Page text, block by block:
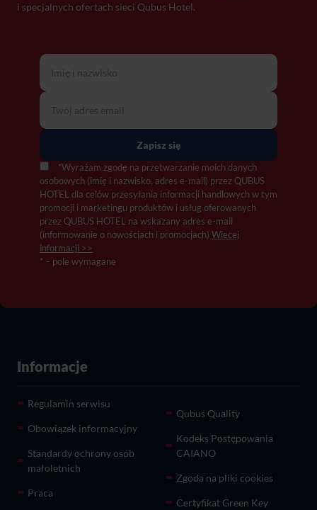
i specjalnych ofertach sieci Qubus Hotel.
*Wyrażam zgodę na przetwarzanie moich danych
osobowych (imię i nazwisko, adres e-mail) przez QUBUS
HOTEL dla celów przesyłania informacji handlowych w tym
promocji i marketingu produktów i usług oferowanych
przez QUBUS HOTEL na wskazany adres e-mail
(informowanie o nowościach i promocjach) Wiecej
informacji >>
* – pole wymagane
Informacje
Regulamin serwisu
Obowiązek informacyjny
Standardy ochrony osób
małoletnich
Praca
Qubus Quality
Kodeks Postępowania
CAIANO
Zgoda na pliki cookies
Certyfikat Green Key